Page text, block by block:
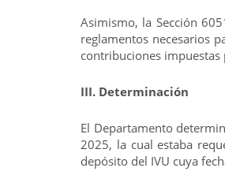
Asimismo, la Sección
reglamentos necesarios
contribuciones impuestas
III. Determinación
El Departamento
2025, la cual estaba
depósito del IVU cuya